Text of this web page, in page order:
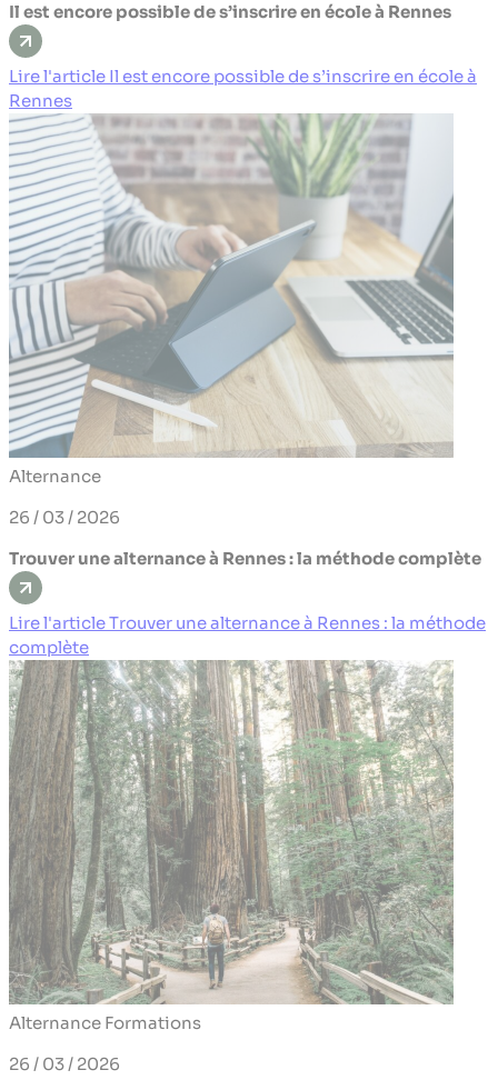
Il est encore possible de s’inscrire en école à Rennes
Lire l'article Il est encore possible de s’inscrire en école à
Rennes
Alternance
26 / 03 / 2026
Trouver une alternance à Rennes : la méthode complète
Lire l'article Trouver une alternance à Rennes : la méthode
complète
Alternance Formations
26 / 03 / 2026